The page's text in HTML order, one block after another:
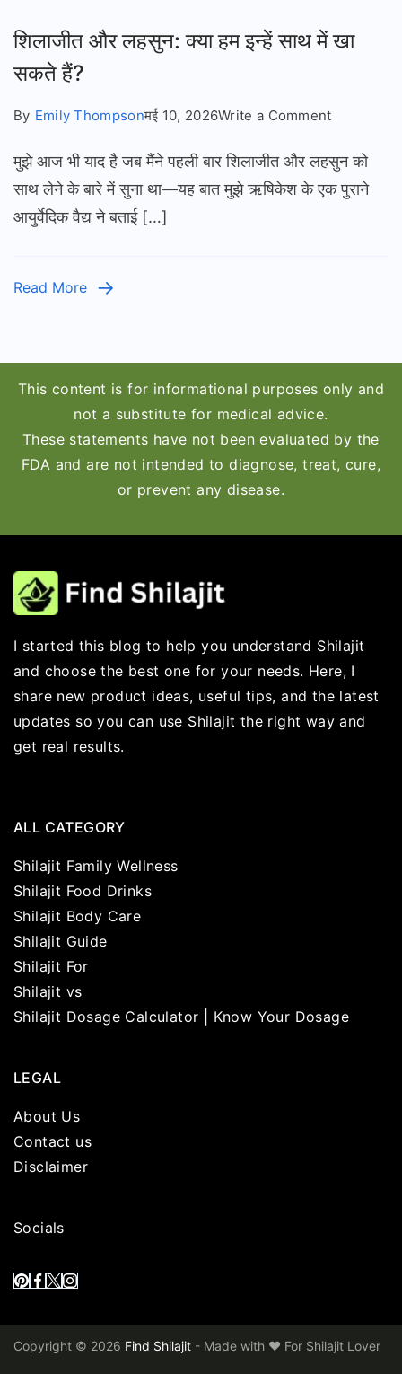
शिलाजीत और लहसुन: क्या हम इन्हें साथ में खा
सकते हैं?
By Emily Thompsonमई 10, 2026Write a Commenton
और
लहसुन:
मुझे आज भी याद है जब मैंने पहली बार शिलाजीत और लहसुन को
साथ लेने के बारे में सुना था—यह बात मुझे ऋषिकेश के एक पुराने
आयुर्वेदिक वैद्य ने बताई […]
Read More
This content is for informational purposes only and
not a substitute for medical advice.
These statements have not been evaluated by the
FDA and are not intended to diagnose, treat, cure,
or prevent any disease.
I started this blog to help you understand Shilajit
and choose the best one for your needs. Here, I
share new product ideas, useful tips, and the latest
updates so you can use Shilajit the right way and
get real results.
ALL CATEGORY
Shilajit Family Wellness
Shilajit Food Drinks
Shilajit Body Care
Shilajit Guide
Shilajit For
Shilajit vs
Shilajit Dosage Calculator | Know Your Dosage
LEGAL
About Us
Contact us
Disclaimer
Socials
Copyright © 2026 Find Shilajit - Made with ❤️ For Shilajit Lover